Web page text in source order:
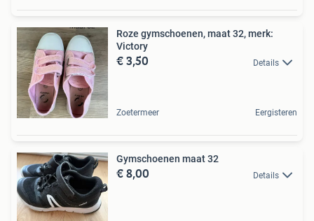
Roze gymschoenen, maat 32, merk:
Victory
€ 3,50 Details
Zoetermeer Eergisteren
Gymschoenen maat 32
€ 8,00 Details